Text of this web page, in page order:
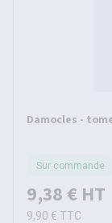
Damocles -
Sur commande
9,38 € HT
9,90 € TTC